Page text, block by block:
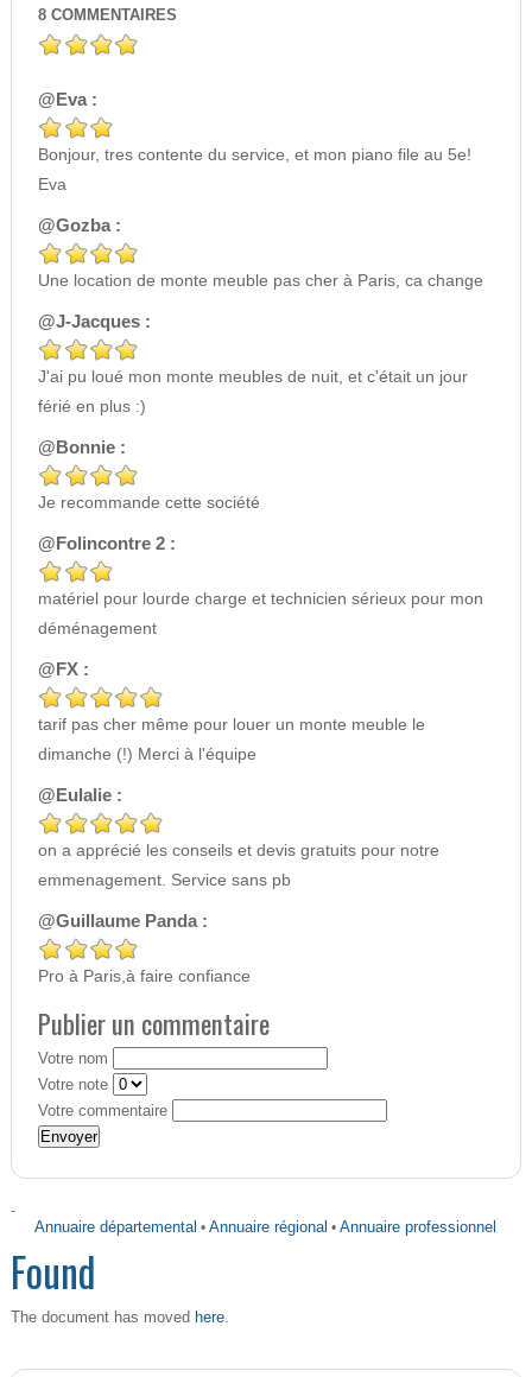
8 COMMENTAIRES
@Eva :
Bonjour, tres contente du service, et mon piano file au 5e!
Eva
@Gozba :
Une location de monte meuble pas cher à Paris, ca change
@J-Jacques :
J'ai pu loué mon monte meubles de nuit, et c'était un jour
férié en plus :)
@Bonnie :
Je recommande cette société
@Folincontre 2 :
matériel pour lourde charge et technicien sérieux pour mon
déménagement
@FX :
tarif pas cher même pour louer un monte meuble le
dimanche (!) Merci à l'équipe
@Eulalie :
on a apprécié les conseils et devis gratuits pour notre
emmenagement. Service sans pb
@Guillaume Panda :
Pro à Paris,à faire confiance
Publier un commentaire
Votre nom
Votre note
Votre commentaire
-
Annuaire départemental •Annuaire régional •Annuaire professionnel
Found
The document has moved here.